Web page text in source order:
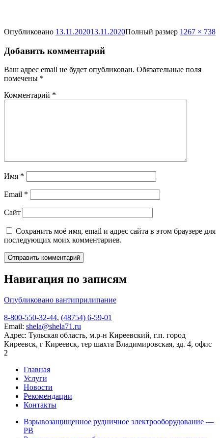
Опубликовано 13.11.202013.11.2020Полный размер 1267 × 738
Добавить комментарий
Ваш адрес email не будет опубликован. Обязательные поля
помечены *
Комментарий *
Имя *
Email *
Сайт
Сохранить моё имя, email и адрес сайта в этом браузере для
последующих моих комментариев.
Навигация по записям
Опубликовано вантиприлипание
8-800-550-32-44, (48754) 6-59-01
Email: shela@shela71.ru
Адрес: Тульская область, м.р-н Киреевский, г.п. город
Киреевск, г Киреевск, тер шахта Владимировская, зд. 4, офис
2
Главная
Услуги
Новости
Рекомендации
Контакты
Взрывозащищенное рудничное электрооборудование —
РВ